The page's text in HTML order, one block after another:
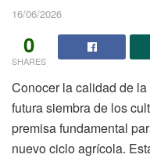
16/06/2026
0
SHARES
Conocer la calidad de
futura siembra de los
premisa fundamental
nuevo ciclo agrícola.